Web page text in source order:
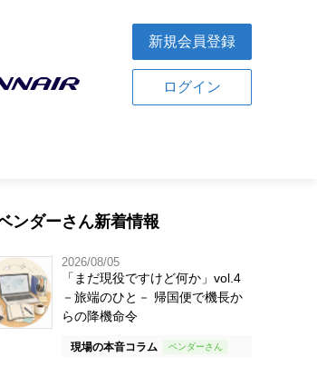
新規会員登録
ログイン
ンダーさん新着情報
2026/08/05
「まだ現役ですけど何か」vol.4
－旅端のひと－ 帰国便で機長か
らの降機命令
現場の本音コラム